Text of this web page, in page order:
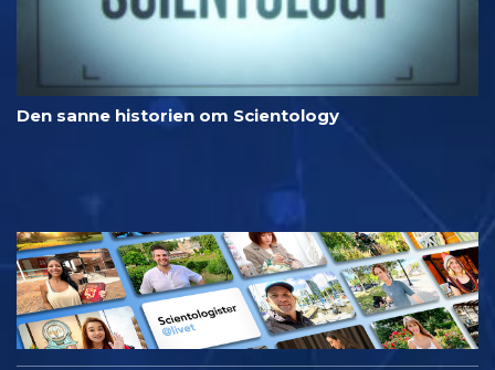
Den sanne historien om Scientology